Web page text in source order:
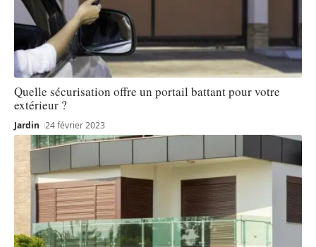
Quelle sécurisation offre un portail battant pour votre
extérieur ?
Jardin 24 février 2023